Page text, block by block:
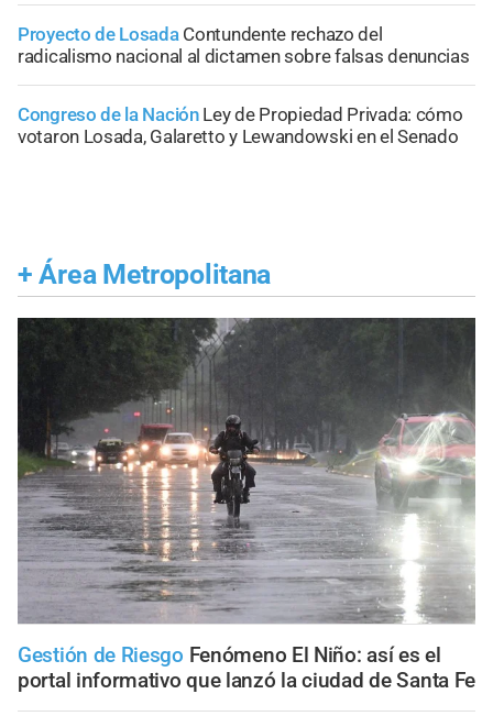
Proyecto de Losada Contundente rechazo del
radicalismo nacional al dictamen sobre falsas denuncias
Congreso de la Nación Ley de Propiedad Privada: cómo
votaron Losada, Galaretto y Lewandowski en el Senado
+ Área Metropolitana
Gestión de Riesgo Fenómeno El Niño: así es el
portal informativo que lanzó la ciudad de Santa Fe